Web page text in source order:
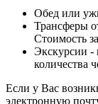
Обед или
Трансферы
Стоимость
Экскурсии -
количества
Если у Вас
электронную